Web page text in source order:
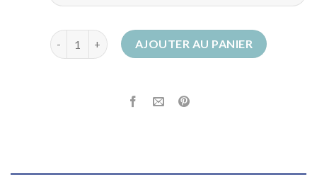
quantité de botte de pluie bebe
AJOUTER AU PANIER